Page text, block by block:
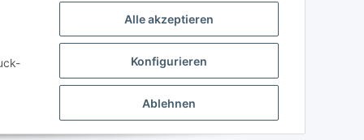
Alle akzeptieren
Konfigurieren
Ablehnen